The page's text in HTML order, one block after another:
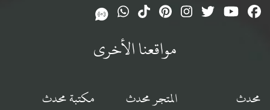
مواقعنا الأخرى
محدث المتجر محدث
مكتبة محدث